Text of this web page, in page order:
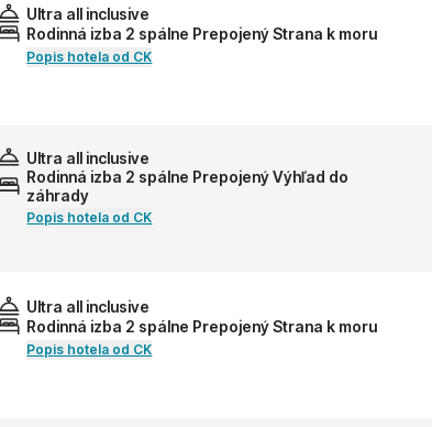
Ultra all inclusive
Rodinná izba 2 spálne Prepojený Strana k moru
Popis hotela od CK
Ultra all inclusive
Rodinná izba 2 spálne Prepojený Výhľad do
záhrady
Popis hotela od CK
Ultra all inclusive
Rodinná izba 2 spálne Prepojený Strana k moru
Popis hotela od CK